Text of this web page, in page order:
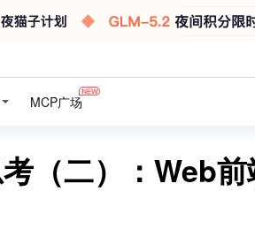
MCP广场
（二）：Web